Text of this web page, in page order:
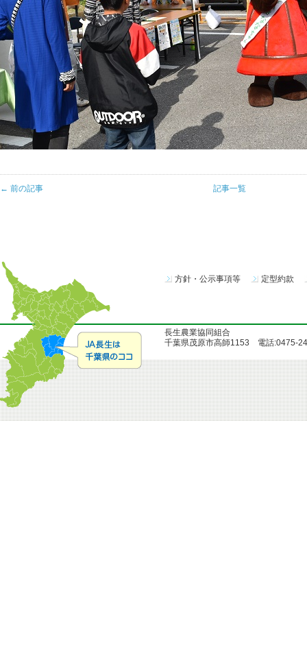
← 前の記事 記事一覧
方針・公示事項等 定型約款
長生農業協同組合
千葉県茂原市高師1153 電話:0475-